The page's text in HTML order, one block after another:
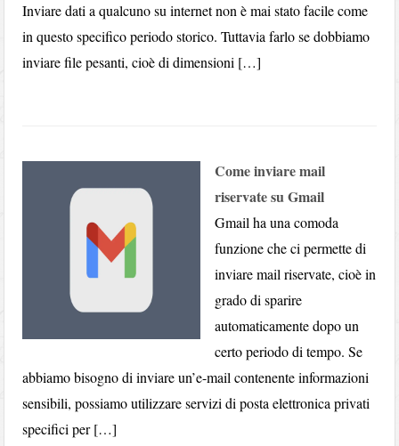
Inviare dati a qualcuno su internet non è mai stato facile come
in questo specifico periodo storico. Tuttavia farlo se dobbiamo
inviare file pesanti, cioè di dimensioni […]
Come inviare mail
riservate su Gmail
Gmail ha una comoda
funzione che ci permette di
inviare mail riservate, cioè in
grado di sparire
automaticamente dopo un
certo periodo di tempo. Se
abbiamo bisogno di inviare un’e-mail contenente informazioni
sensibili, possiamo utilizzare servizi di posta elettronica privati
specifici per […]